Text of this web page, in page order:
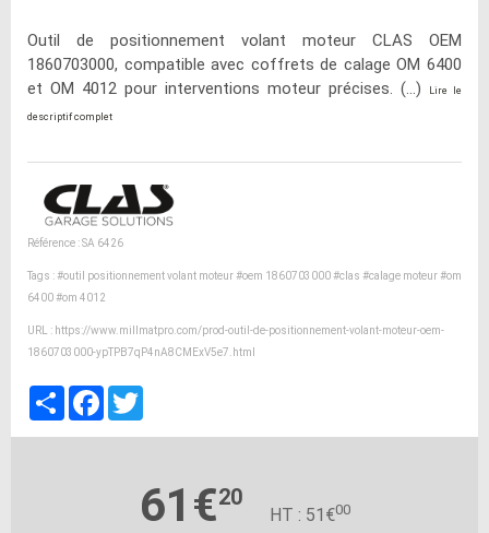
Outil de positionnement volant moteur CLAS OEM
1860703000, compatible avec coffrets de calage OM 6400
et OM 4012 pour interventions moteur précises. (...)
Lire le
descriptif complet
Référence : SA 6426
Tags :#outil positionnement volant moteur#oem 1860703000#clas #calage moteur#om
6400#om 4012
URL : https://www.millmatpro.com/prod-outil-de-positionnement-volant-moteur-oem-
1860703000-ypTPB7qP4nA8CMExV5e7.html
PartagerFacebook
61€20
HT : 51€00